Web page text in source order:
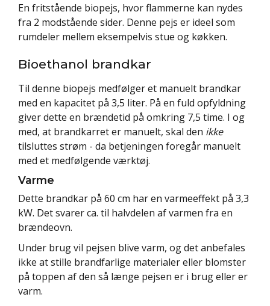
En fritstående biopejs, hvor flammerne kan nydes
fra 2 modstående sider. Denne pejs er ideel som
rumdeler mellem eksempelvis stue og køkken.
Bioethanol brandkar
Til denne biopejs medfølger et manuelt brandkar
med en kapacitet på 3,5 liter. På en fuld opfyldning
giver dette en brændetid på omkring 7,5 time. I og
med, at brandkarret er manuelt, skal den ikke
tilsluttes strøm - da betjeningen foregår manuelt
med et medfølgende værktøj.
Varme
Dette brandkar på 60 cm har en varmeeffekt på 3,3
kW. Det svarer ca. til halvdelen af varmen fra en
brændeovn.
Under brug vil pejsen blive varm, og det anbefales
ikke at stille brandfarlige materialer eller blomster
på toppen af den så længe pejsen er i brug eller er
varm.